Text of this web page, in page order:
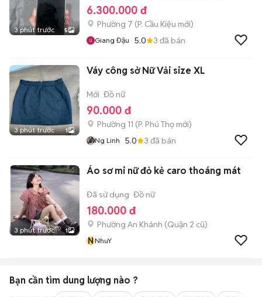
3 phút trước 5
6.300.000 đ
Phường 7 (P. Cầu Kiệu mới)
Giang Đậu 5.0 3 đã bán
3 phút trước 1
Váy công sở Nữ Vải size XL
Mới Đồ nữ
90.000 đ
Phường 11 (P. Phú Thọ mới)
Ng Linh 5.0 3 đã bán
3 phút trước 1
Áo sơ mi nữ đỏ kẻ caro thoáng mát
Đã sử dụng Đồ nữ
180.000 đ
Phường An Khánh (Quận 2 cũ)
NNhuY
Bạn cần tìm dung lượng nào ?